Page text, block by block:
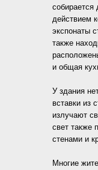
действием
экспонаты
также
и общая
У здания
вставки из
излучают
свет также
стенами и
Многие